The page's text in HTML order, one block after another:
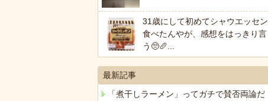
31歳にして初めてシャウエッセン
食べたんやが、感想をはっきり言
う🥺🥖...
最新記事
「煮干しラーメン」ってガチで賛否両論だ